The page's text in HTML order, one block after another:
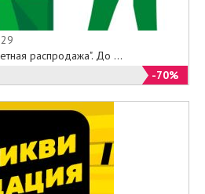
распродажа". До ...
-70%